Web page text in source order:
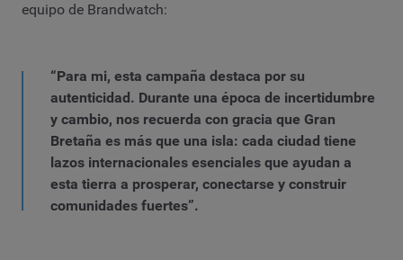
equipo de Brandwatch:
“Para mi, esta campaña destaca por su
autenticidad. Durante una época de incertidumbre
y cambio, nos recuerda con gracia que Gran
Bretaña es más que una isla: cada ciudad tiene
lazos internacionales esenciales que ayudan a
esta tierra a prosperar, conectarse y construir
comunidades fuertes”.